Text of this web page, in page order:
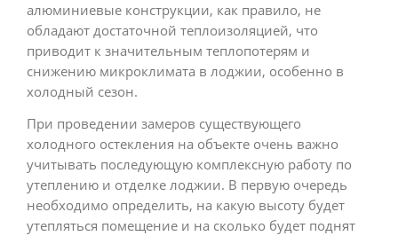
алюминиевые конструкции, как правило, не
обладают достаточной теплоизоляцией, что
приводит к значительным теплопотерям и
снижению микроклимата в лоджии, особенно в
холодный сезон.
При проведении замеров существующего
холодного остекления на объекте очень важно
учитывать последующую комплексную работу по
утеплению и отделке лоджии. В первую очередь
необходимо определить, на какую высоту будет
утепляться помещение и на сколько будет поднят